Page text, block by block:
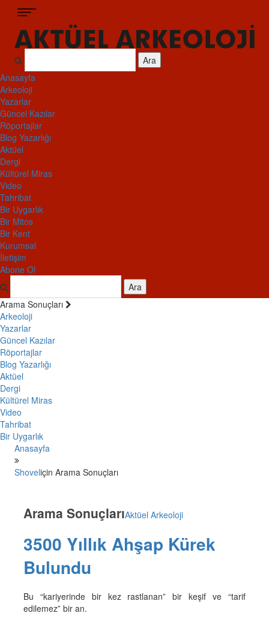
Ara
Anasayfa
Arkeoloji
Yazarlar
Güncel Kazılar
Röportajlar
Blog Yazarlığı
Aktüel
Dergi
Kültürel Miras
Video
Tahribat
Bir Uygarlık
Bir Mitos
Bir Kent
Kurumsal
İletişim
Abone Ol
Ara
Arama Sonuçları
Arkeoloji
Yazarlar
Güncel Kazılar
Röportajlar
Blog Yazarlığı
Aktüel
Dergi
Kültürel Miras
Video
Tahribat
Bir Uygarlık
Anasayfa
Shoveliçin Arama Sonuçları
Arama SonuçlarıAktüel Arkeoloji
3500 Yıllık Ahşap Kürek
Bulundu
Bu “kariyerinde bir kez rastlanan” bir keşif ve “tarif
edilemez” bir an.